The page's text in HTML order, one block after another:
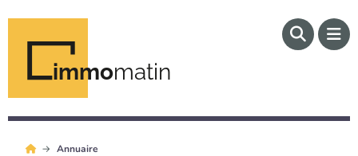
immomatin
Annuaire